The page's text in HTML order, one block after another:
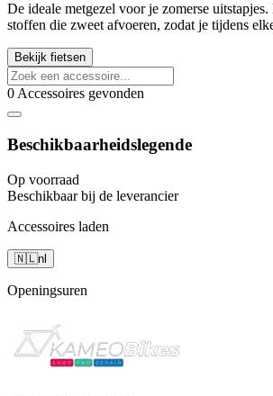
De ideale metgezel voor je zomerse
stoffen die zweet afvoeren, zodat je tijdens
Bekijk fietsen
0 Accessoires gevonden
Beschikbaarheidslegende
Op voorraad
Beschikbaar bij de leverancier
Accessoires laden
🇳🇱nl
Openingsuren